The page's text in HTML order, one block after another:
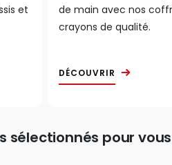
et
de main avec nos
crayons de qualité.
DÉCOUVRIR
sélectionnés pour vous